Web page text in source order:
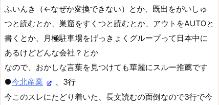
ふいんき（←なぜか変換できない）とか、既出をがいしゅ
つと読むとか、巣窟をすくつと読むとか、アウトをAUTOと
書くとか、月極駐車場をげっきょくグループって日本中に
あるけどどんな会社？とか
なので、おかしな言葉を見つけても華麗にスルー推薦です
●今北産業
、3行
今このスレにたどり着いた、長文読むの面倒なので3行で今